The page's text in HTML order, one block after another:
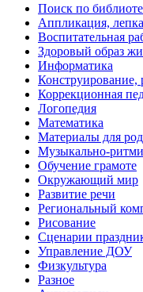
Поиск по
Аппликация, лепка
Воспитательная
Здоровый образ
Информатика
Конструирование,
Коррекционная
Логопедия
Математика
Материалы для
Музыкально-
Обучение грамоте
Окружающий мир
Развитие речи
Региональный
Рисование
Сценарии
Управление ДОУ
Физкультура
Разное